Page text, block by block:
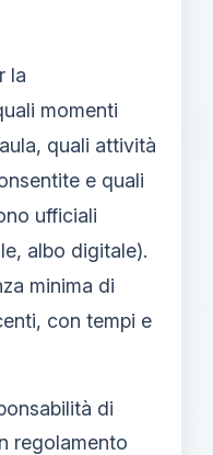
la
momenti
quali attività
e quali
ufficiali
albo digitale).
minima di
con tempi e
di
regolamento